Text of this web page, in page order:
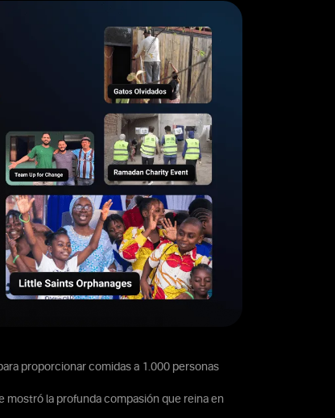
proporcionar comidas a 1.000 personas
mostró la profunda compasión que reina en